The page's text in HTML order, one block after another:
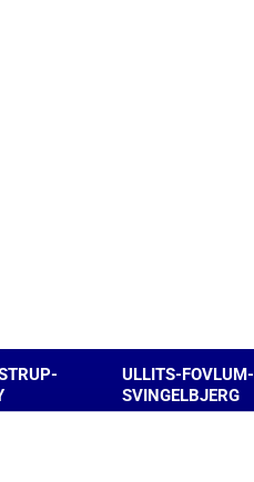
ULLITS-FOVLUM-
SVINGELBJERG